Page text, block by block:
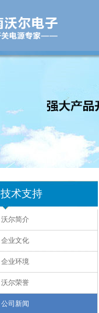
技术支持
沃尔简介
企业文化
企业环境
沃尔荣誉
公司新闻
单路输出开关电源W